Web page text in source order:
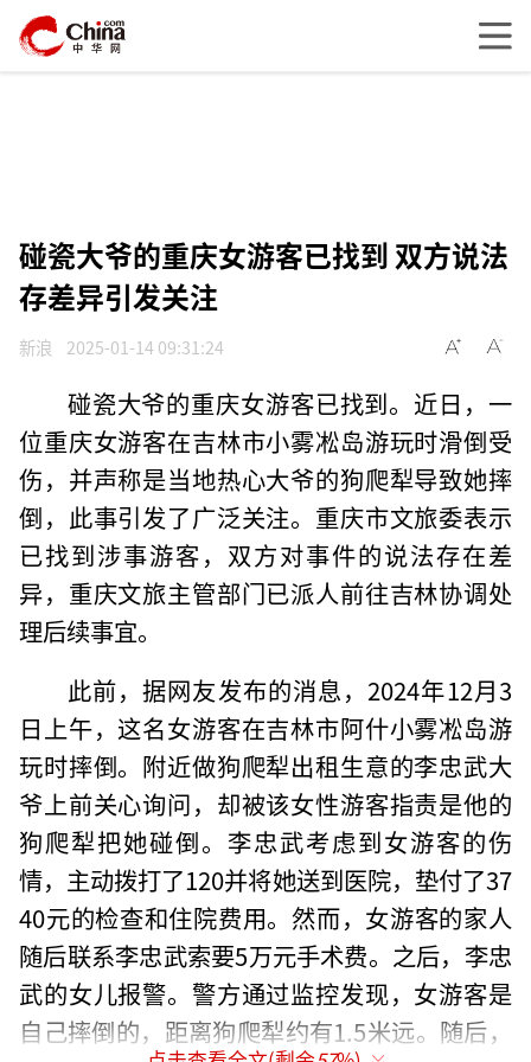
碰瓷大爷的重庆女游客已找到 双方说法
存差异引发关注
新浪 2025-01-14 09:31:24
碰瓷大爷的重庆女游客已找到。近日，一
位重庆女游客在吉林市小雾凇岛游玩时滑倒受
伤，并声称是当地热心大爷的狗爬犁导致她摔
倒，此事引发了广泛关注。重庆市文旅委表示
已找到涉事游客，双方对事件的说法存在差
异，重庆文旅主管部门已派人前往吉林协调处
理后续事宜。
此前，据网友发布的消息，2024年12月3
日上午，这名女游客在吉林市阿什小雾凇岛游
玩时摔倒。附近做狗爬犁出租生意的李忠武大
爷上前关心询问，却被该女性游客指责是他的
狗爬犁把她碰倒。李忠武考虑到女游客的伤
情，主动拨打了120并将她送到医院，垫付了37
40元的检查和住院费用。然而，女游客的家人
随后联系李忠武索要5万元手术费。之后，李忠
武的女儿报警。警方通过监控发现，女游客是
自己摔倒的，距离狗爬犁约有1.5米远。随后，